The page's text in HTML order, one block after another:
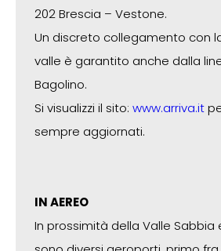
202Brescia – Vestone.
Un discreto collegamento con
valle è garantito anche dalla
Bagolino.
Si visualizzi il sito: www.arriva.it
sempre aggiornati.
IN AEREO
In prossimità della Valle Sabbia